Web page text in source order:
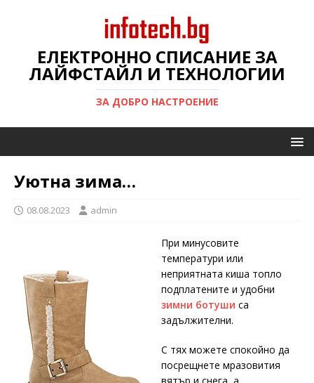
ЕЛЕКТРОННО СПИСАНИЕ ЗА
ЛАЙФСТАЙЛ И ТЕХНОЛОГИИ
ЗА ДОБРО НАСТРОЕНИЕ
Уютна зима…
08.08.2023 admin
При минусовите
температури или
неприятната киша топло
подплатените и удобни
зимни ботуши са
задължителни.
С тях можете спокойно да
посрещнете мразовития